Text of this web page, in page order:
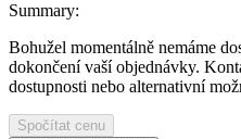
Summary:
Bohužel momentálně nemáme
dokončení vaší objednávky.
dostupnosti nebo alternativní
Spočítat cenu